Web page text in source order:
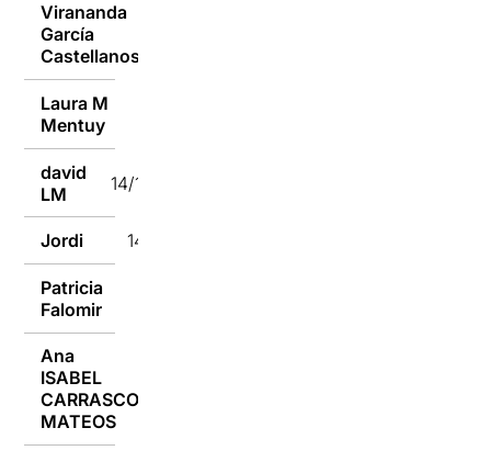
Virananda
García
Castellanos
Laura M
Mentuy
david
LM
14/12/2018
Jordi 14/12/2018
Patricia
Falomir
Ana
ISABEL
CARRASCO
MATEOS